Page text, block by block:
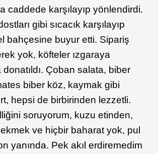
caddede karşılayıp yönlendirdi.
gibi sıcacık karşılayıp
bahçesine buyur etti. Sipariş
yok, köfteler ızgaraya
donatıldı. Çoban salata, biber
biber köz, kaymak gibi
hepsi de birbirinden lezzetli.
soruyorum, kuzu etinden,
ve hiçbir baharat yok, pul
yanında. Pek akıl erdiremedim